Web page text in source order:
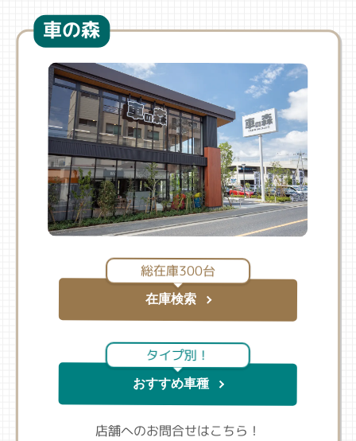
車の森
総在庫300台
在庫検索
タイプ別！
おすすめ車種
店舗へのお問合せはこちら！